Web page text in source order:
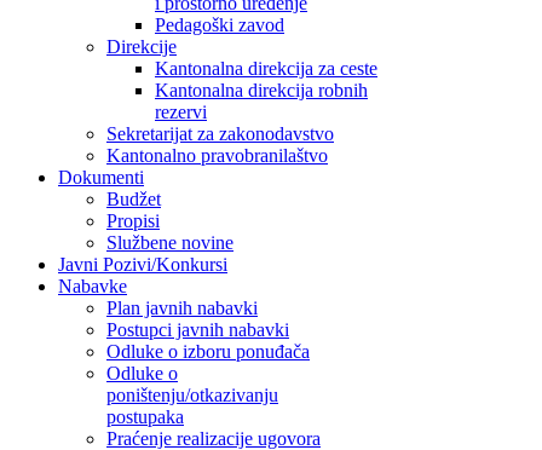
Pedagoški zavod
Direkcije
Kantonalna direkcija za ceste
Kantonalna direkcija robnih
rezervi
Sekretarijat za zakonodavstvo
Kantonalno pravobranilaštvo
Dokumenti
Budžet
Propisi
Službene novine
Javni Pozivi/Konkursi
Nabavke
Plan javnih nabavki
Postupci javnih nabavki
Odluke o izboru ponuđača
Odluke o
poništenju/otkazivanju
postupaka
Praćenje realizacije ugovora